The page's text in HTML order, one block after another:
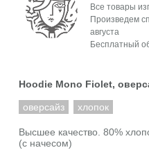
Все товары
Произведем
августа
Бесплатный
Hoodie Mono Fiolet,
оверсайз хлопок
Высшее качество. 80%
(с начесом)